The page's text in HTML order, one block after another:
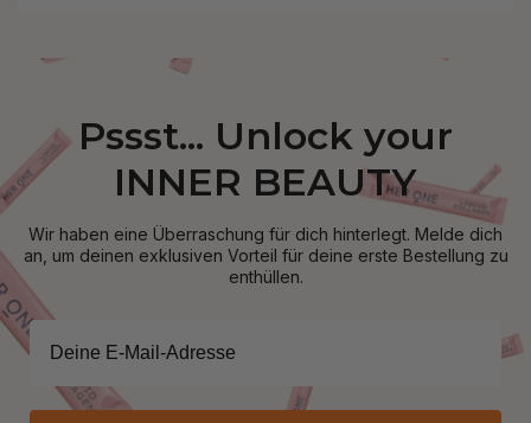
Pssst... Unlock your
INNER BEAUTY
Wir haben eine Überraschung für dich hinterlegt. Melde dich
an, um deinen exklusiven Vorteil für deine erste Bestellung zu
enthüllen.